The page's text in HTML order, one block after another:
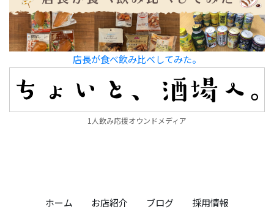
店長が食べ飲み比べしてみた。
1人飲み応援オウンドメディア
ホーム お店紹介 ブログ
採用情報